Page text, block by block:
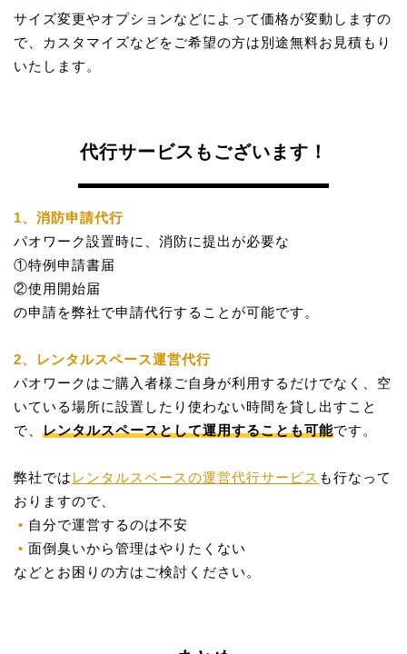
サイズ変更やオプションなどによって価格が変動しますの
で、カスタマイズなどをご希望の方は別途無料お見積もり
いたします。
代行サービスもございます！
1、消防申請代行
パオワーク設置時に、消防に提出が必要な
①特例申請書届
②使用開始届
の申請を弊社で申請代行することが可能です。
2、レンタルスペース運営代行
パオワークはご購入者様ご自身が利用するだけでなく、空
いている場所に設置したり使わない時間を貸し出すこと
で、 レンタルスペースとして運用することも可能です。
弊社では レンタルスペースの運営代行サービス も行なって
おりますので、
自分で運営するのは不安
面倒臭いから管理はやりたくない
などとお困りの方はご検討ください。